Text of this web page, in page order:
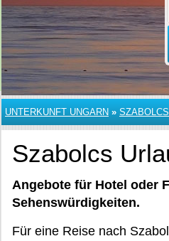
UNTERKUNFT UNGARN »
Szabolcs
Angebote für Hotel oder
Sehenswürdigkeiten.
Für eine Reise nach